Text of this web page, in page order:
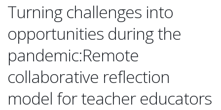
Turning challenges into
opportunities during the
pandemic:Remote
collaborative reflection
model for teacher educators